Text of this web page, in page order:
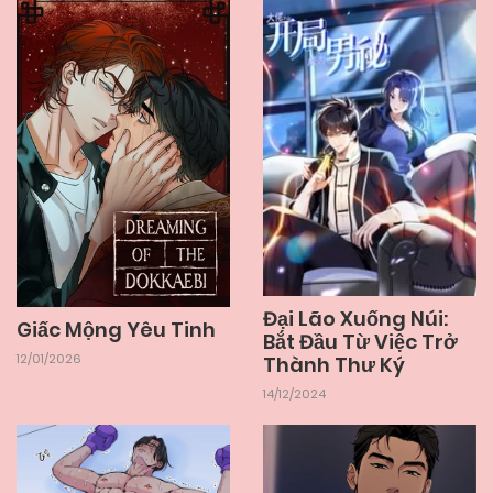
Chapter 52 04/06/2025
Chapter 51 04/06/2025
Chapter 50 04/06/2025
Chapter 49 04/06/2025
Chapter 48 04/06/2025
Chapter 46 04/06/2025
Giấc Mộng Yêu Tinh
12/01/2026
Đại Lão Xuống Núi:
Bắt Đầu Từ Việc Trở
Thành Thư Ký
14/12/2024